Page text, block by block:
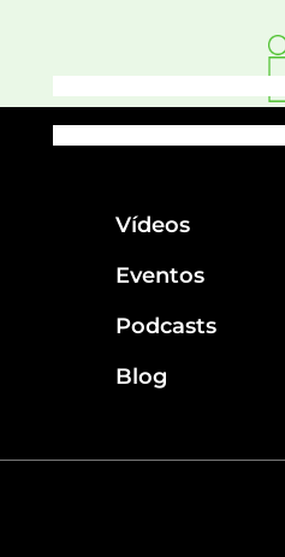
Vídeos
Eventos
Podcasts
Blog